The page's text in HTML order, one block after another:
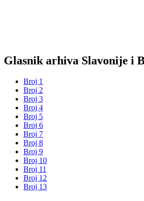
Glasnik arhiva Slavonije i
Broj 1
Broj 2
Broj 3
Broj 4
Broj 5
Broj 6
Broj 7
Broj 8
Broj 9
Broj 10
Broj 11
Broj 12
Broj 13